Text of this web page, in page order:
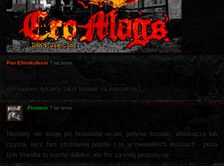
Pan Efilnikufesin 7 lat temu
@Pioniere, łykamy jakiś browar na koncercie?
Pioniere 7 lat temu
Niestety nie mogę pić browarów wcale, jedynie koniaki, whiskacze lub
czysta, lecz bez stosownej popitki i to w niewielkich ilościach - poza
tym Irlandia to trochę daleko, ale thx za miłą propozycję.